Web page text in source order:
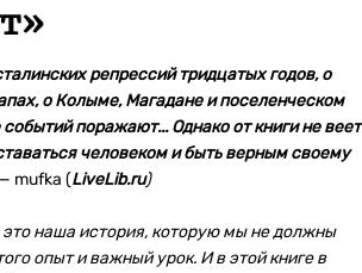
»
репрессий тридцатых годов, о
о Колыме, Магадане и поселенческом
поражают... Однако от книги не веет
человеком и быть верным своему
— mufka (LiveLib.ru)
это наша история, которую мы не должны
опыт и важный урок. И в этой книге в